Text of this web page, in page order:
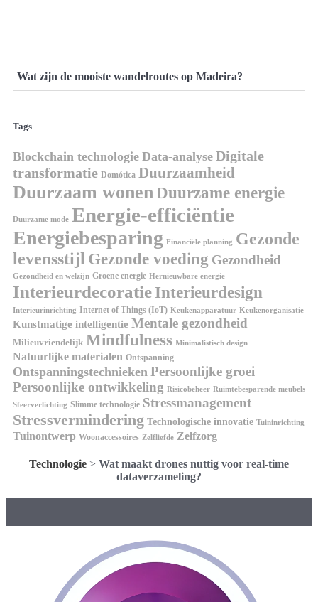
Wat zijn de mooiste wandelroutes op Madeira?
Tags
Blockchain technologie Data-analyse Digitale
transformatie Domótica Duurzaamheid
Duurzaam wonenDuurzame energie
Duurzame mode Energie-efficiëntie
Energiebesparing Financiële planning Gezonde
levensstijl Gezonde voeding Gezondheid
Gezondheid en welzijn Groene energie Hernieuwbare energie
InterieurdecoratieInterieurdesign
Interieurinrichting Internet of Things (IoT) Keukenapparatuur Keukenorganisatie
Kunstmatige intelligentie Mentale gezondheid
Milieuvriendelijk Mindfulness Minimalistisch design
Natuurlijke materialen Ontspanning
Ontspanningstechnieken Persoonlijke groei
Persoonlijke ontwikkeling Risicobeheer Ruimtebesparende meubels
Sfeerverlichting Slimme technologie Stressmanagement
Stressvermindering Technologische innovatie Tuininrichting
Tuinontwerp Woonaccessoires Zelfliefde Zelfzorg
Technologie > Wat maakt drones nuttig voor real-time
dataverzameling?